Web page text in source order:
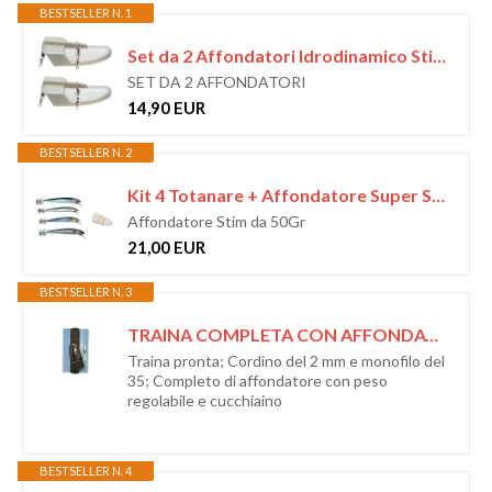
BESTSELLER N. 1
Set da 2 Affondatori Idrodinamico Stim Medio per la Pesca a Traina Divergente Artificiale Bianco Scarpetta Trainetta
SET DA 2 AFFONDATORI
14,90 EUR
BESTSELLER N. 2
Kit 4 Totanare + Affondatore Super Stim Pesca a Traina Calmaro Esche Artificiali Calamari Totanara
Affondatore Stim da 50Gr
21,00 EUR
BESTSELLER N. 3
TRAINA COMPLETA CON AFFONDATORE DIVERGENTE SURFING PLANO E CUCCHIAINO
Traina pronta; Cordino del 2 mm e monofilo del
35; Completo di affondatore con peso
regolabile e cucchiaino
BESTSELLER N. 4